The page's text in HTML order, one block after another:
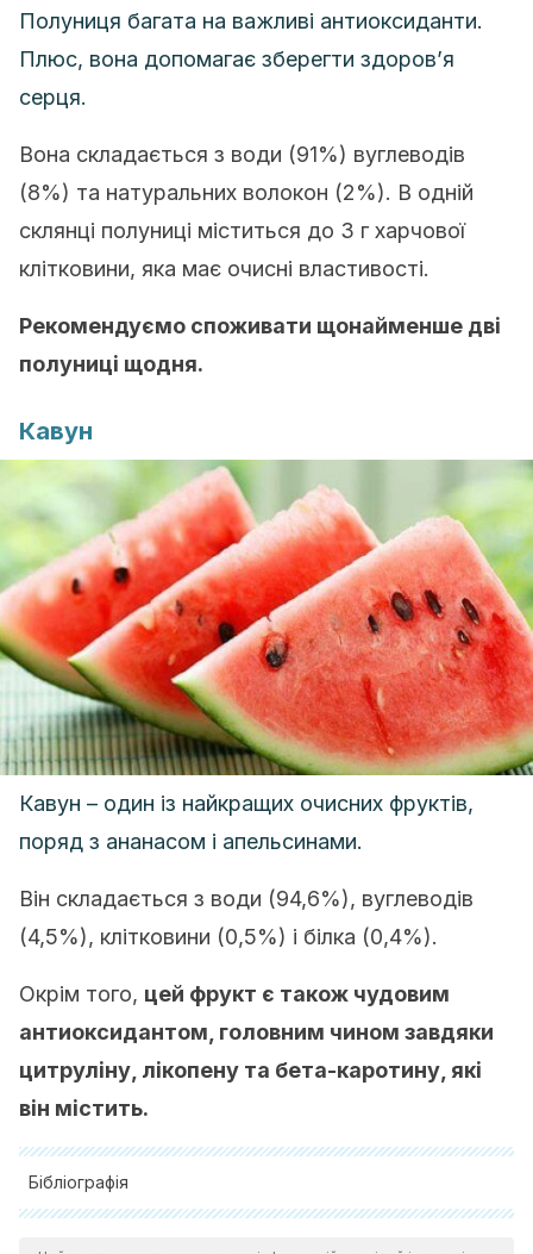
Полуниця багата на важливі антиоксиданти.
Плюс, вона допомагає зберегти здоров’я
серця.
Вона складається з води (91%) вуглеводів
(8%) та натуральних волокон (2%). В одній
склянці полуниці міститься до 3 г харчової
клітковини, яка має очисні властивості.
Рекомендуємо споживати щонайменше дві
полуниці щодня.
Кавун
Кавун – один із найкращих очисних фруктів,
поряд з ананасом і апельсинами.
Він складається з води (94,6%), вуглеводів
(4,5%), клітковини (0,5%) і білка (0,4%).
Окрім того, цей фрукт є також чудовим
антиоксидантом, головним чином завдяки
цитруліну, лікопену та бета-каротину, які
він містить.
Бібліографія